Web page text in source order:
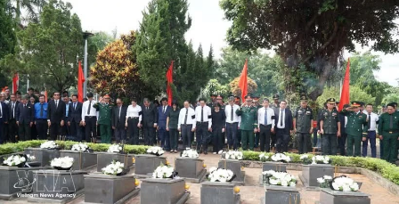
SPORT
FRANCOPHONIE
PAYS NATAL
INTERNATIONAL
MÉGASTORIE